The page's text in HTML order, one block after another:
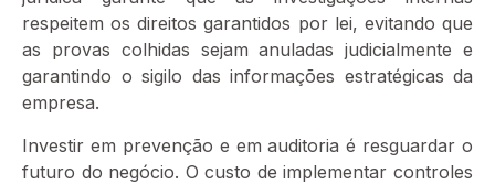
respeitem os direitos garantidos por lei, evitando que
as provas colhidas sejam anuladas judicialmente e
garantindo o sigilo das informações estratégicas da
empresa.
Investir em prevenção e em auditoria é resguardar o
futuro do negócio. O custo de implementar controles